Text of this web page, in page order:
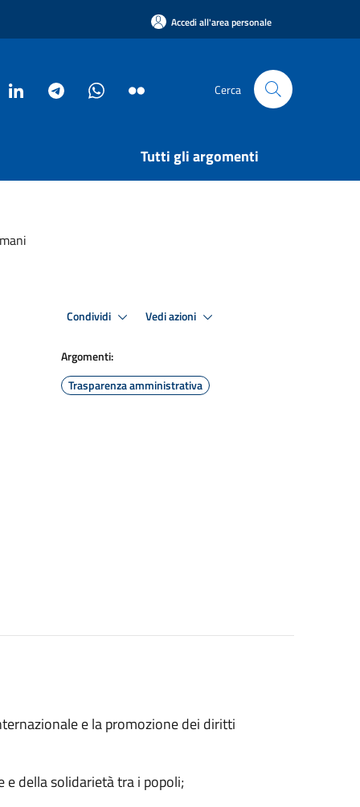
Accedi all'area personale
Cerca
Tutti gli argomenti
Condividi Vedi azioni
Argomenti:
Trasparenza amministrativa
e la promozione dei diritti
della solidarietà tra i popoli;